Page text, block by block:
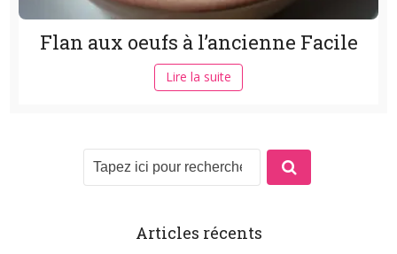
Flan aux oeufs à l’ancienne Facile
Lire la suite
Articles récents